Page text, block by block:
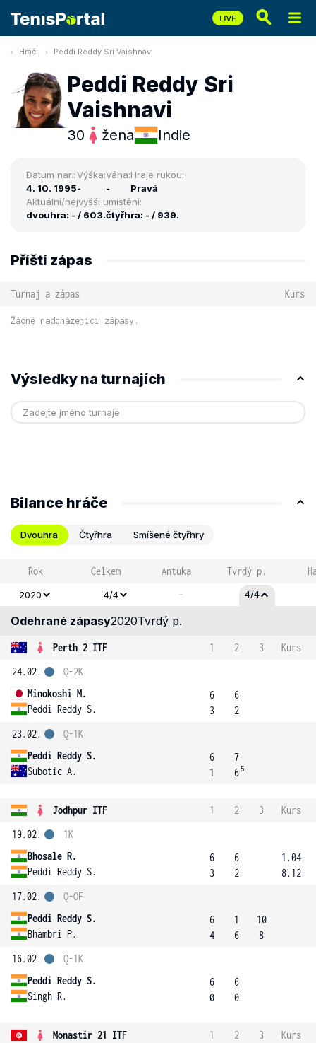
Hráči Peddi Reddy Sri Vaishnavi
Peddi Reddy Sri
Vaishnavi
30 žena Indie
Datum nar.:
4. 10. 1995
Výška:
-
Váha:
-
Hraje rukou:
Pravá
Aktuální/nejvyšší umístění:
dvouhra: - / 603.čtyřhra: - / 939.
Příští zápas
Turnaj a zápas Kurs
Žádné nadcházející zápasy.
Výsledky na turnajích
Bilance hráče
Dvouhra Čtyřhra Smíšené čtyřhry
Rok Celkem Antuka Tvrdý p.
2020 4/4 - 4/4
Odehrané zápasy2020Tvrdý p.
Perth 2 ITF 1 2 3
Kurs
24.02.
Minokoshi M.
Peddi Reddy S.
Q-2K
6
3
6
2
23.02.
Peddi Reddy S.
Subotic A.
Q-1K
6
1
7
6 5
Jodhpur ITF 1 2 3
Kurs
19.02.
Bhosale R.
Peddi Reddy S.
1K
6
3
6
2
1.04
8.12
17.02.
Peddi Reddy S.
Bhambri P.
Q-OF
6
4
1
6
10
8
16.02.
Peddi Reddy S.
Singh R.
Q-1K
6
0
6
0
Monastir 21 ITF 1 2 3
Kurs